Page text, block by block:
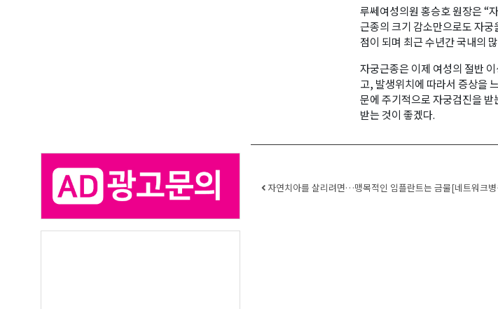
루쎄여성의원 홍승호 원장은 “
근종의 크기 감소만으로도 자
점이 되며 최근 수년간 국내의
자궁근종은 이제 여성의 절반
고, 발생위치에 따라서 증상을
문에 주기적으로 자궁검진을
받는 것이 좋겠다.
Post navigation
자연치아를 살리려면…맹목적인 임플란트는 금물[네트워크